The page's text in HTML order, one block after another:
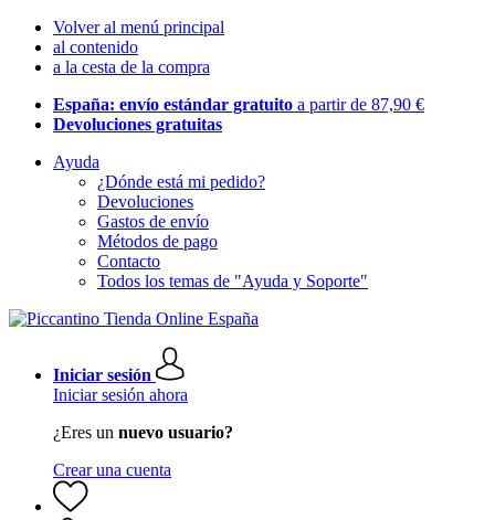
Volver al menú principal
al contenido
a la cesta de la compra
España: envío estándar gratuito a partir de 87,90 €
Devoluciones gratuitas
Ayuda
¿Dónde está mi pedido?
Devoluciones
Gastos de envío
Métodos de pago
Contacto
Todos los temas de "Ayuda y Soporte"
Iniciar sesión
Iniciar sesión ahora
¿Eres un nuevo usuario?
Crear una cuenta